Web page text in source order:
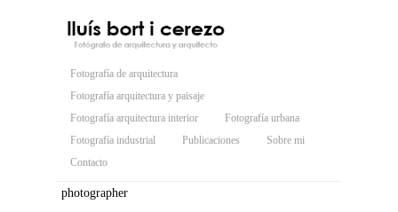
Fotografía de arquitectura
Fotografía arquitectura y paisaje
Fotografía arquitectura interior
Fotografía urbana
Fotografía industrial
Publicaciones
Sobre mi
Contacto
photographer